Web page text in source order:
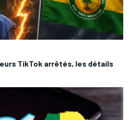
TikTok arrêtés, les détails